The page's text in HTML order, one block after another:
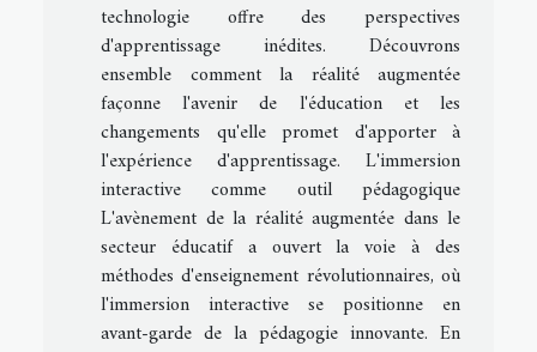
technologie offre des perspectives
d'apprentissage inédites. Découvrons
ensemble comment la réalité augmentée
façonne l'avenir de l'éducation et les
changements qu'elle promet d'apporter à
l'expérience d'apprentissage. L'immersion
interactive comme outil pédagogique
L'avènement de la réalité augmentée dans le
secteur éducatif a ouvert la voie à des
méthodes d'enseignement révolutionnaires, où
l'immersion interactive se positionne en
avant-garde de la pédagogie innovante. En